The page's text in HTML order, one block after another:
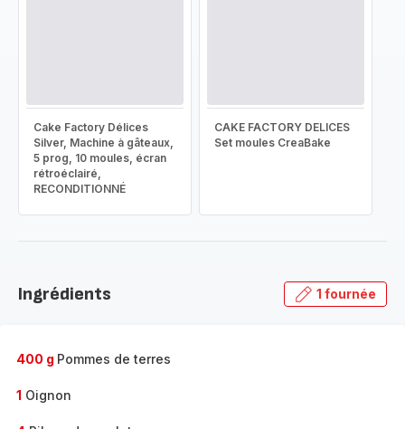
Cake Factory Délices
Silver, Machine à gâteaux,
5 prog, 10 moules, écran
rétroéclairé,
RECONDITIONNÉ
CAKE FACTORY DELICES
Set moules CreaBake
Ingrédients 1 fournée
400 g Pommes de terres
1 Oignon